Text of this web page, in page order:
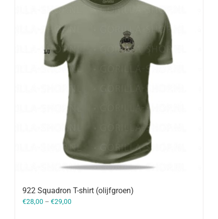
922 Squadron T-shirt (olijfgroen)
€28,00 – €29,00